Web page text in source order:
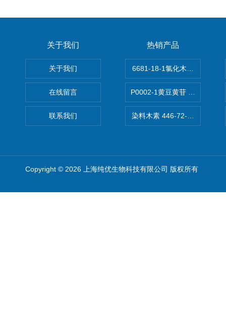
关于我们
关于我们
在线留言
联系我们
热销产品
6681-18-1氯化木兰花碱
P0002-1黄豆黄苷 40246-10-
染料木素 446-72-0
Copyright © 2026 上海纯优生物科技有限公司 版权所有